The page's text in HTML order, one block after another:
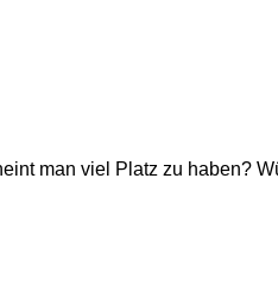
man viel Platz zu haben?